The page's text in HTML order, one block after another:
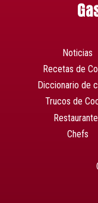
Noticias
Recetas de
Diccionario de
Trucos de
Chefs